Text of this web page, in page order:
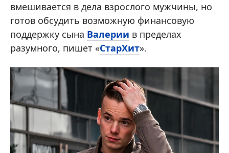
вмешивается в дела взрослого мужчины, но
готов обсудить возможную финансовую
поддержку сына Валерии в пределах
разумного, пишет «СтарХит».